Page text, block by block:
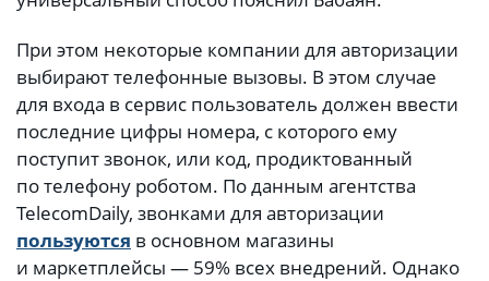
При этом некоторые компании для авторизации
выбирают телефонные вызовы. В этом случае
для входа в сервис пользователь должен ввести
последние цифры номера, с которого ему
поступит звонок, или код, продиктованный
по телефону роботом. По данным агентства
TelecomDaily, звонками для авторизации
пользуются в основном магазины
и маркетплейсы — 59% всех внедрений. Однако